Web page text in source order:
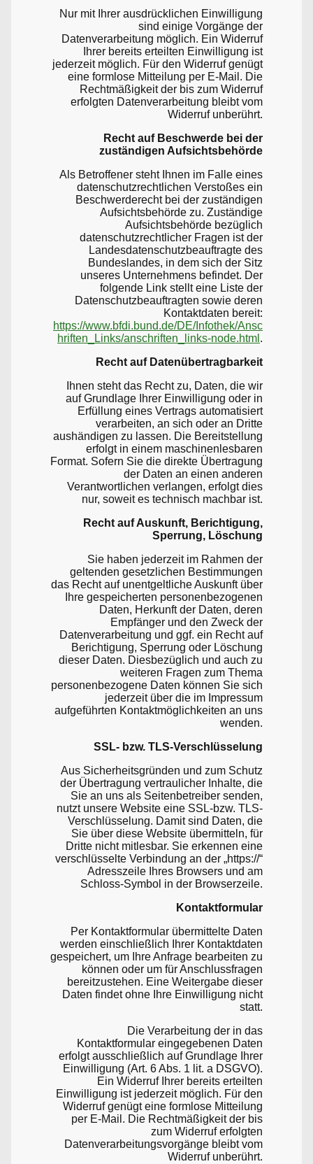
Nur mit Ihrer ausdrücklichen Einwilligung
sind einige Vorgänge der
Datenverarbeitung möglich. Ein Widerruf
Ihrer bereits erteilten Einwilligung ist
jederzeit möglich. Für den Widerruf genügt
eine formlose Mitteilung per E-Mail. Die
Rechtmäßigkeit der bis zum Widerruf
erfolgten Datenverarbeitung bleibt vom
Widerruf unberührt.
Recht auf Beschwerde bei der
zuständigen Aufsichtsbehörde
Als Betroffener steht Ihnen im Falle eines
datenschutzrechtlichen Verstoßes ein
Beschwerderecht bei der zuständigen
Aufsichtsbehörde zu. Zuständige
Aufsichtsbehörde bezüglich
datenschutzrechtlicher Fragen ist der
Landesdatenschutzbeauftragte des
Bundeslandes, in dem sich der Sitz
unseres Unternehmens befindet. Der
folgende Link stellt eine Liste der
Datenschutzbeauftragten sowie deren
Kontaktdaten bereit:
https://www.bfdi.bund.de/DE/Infothek/Ansc
hriften_Links/anschriften_links-node.html .
Recht auf Datenübertragbarkeit
Ihnen steht das Recht zu, Daten, die wir
auf Grundlage Ihrer Einwilligung oder in
Erfüllung eines Vertrags automatisiert
verarbeiten, an sich oder an Dritte
aushändigen zu lassen. Die Bereitstellung
erfolgt in einem maschinenlesbaren
Format. Sofern Sie die direkte Übertragung
der Daten an einen anderen
Verantwortlichen verlangen, erfolgt dies
nur, soweit es technisch machbar ist.
Recht auf Auskunft, Berichtigung,
Sperrung, Löschung
Sie haben jederzeit im Rahmen der
geltenden gesetzlichen Bestimmungen
das Recht auf unentgeltliche Auskunft über
Ihre gespeicherten personenbezogenen
Daten, Herkunft der Daten, deren
Empfänger und den Zweck der
Datenverarbeitung und ggf. ein Recht auf
Berichtigung, Sperrung oder Löschung
dieser Daten. Diesbezüglich und auch zu
weiteren Fragen zum Thema
personenbezogene Daten können Sie sich
jederzeit über die im Impressum
aufgeführten Kontaktmöglichkeiten an uns
wenden.
SSL- bzw. TLS-Verschlüsselung
Aus Sicherheitsgründen und zum Schutz
der Übertragung vertraulicher Inhalte, die
Sie an uns als Seitenbetreiber senden,
nutzt unsere Website eine SSL-bzw. TLS-
Verschlüsselung. Damit sind Daten, die
Sie über diese Website übermitteln, für
Dritte nicht mitlesbar. Sie erkennen eine
verschlüsselte Verbindung an der „https://“
Adresszeile Ihres Browsers und am
Schloss-Symbol in der Browserzeile.
Kontaktformular
Per Kontaktformular übermittelte Daten
werden einschließlich Ihrer Kontaktdaten
gespeichert, um Ihre Anfrage bearbeiten zu
können oder um für Anschlussfragen
bereitzustehen. Eine Weitergabe dieser
Daten findet ohne Ihre Einwilligung nicht
statt.
Die Verarbeitung der in das
Kontaktformular eingegebenen Daten
erfolgt ausschließlich auf Grundlage Ihrer
Einwilligung (Art. 6 Abs. 1 lit. a DSGVO).
Ein Widerruf Ihrer bereits erteilten
Einwilligung ist jederzeit möglich. Für den
Widerruf genügt eine formlose Mitteilung
per E-Mail. Die Rechtmäßigkeit der bis
zum Widerruf erfolgten
Datenverarbeitungsvorgänge bleibt vom
Widerruf unberührt.